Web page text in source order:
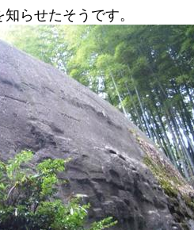
らせたそうです。